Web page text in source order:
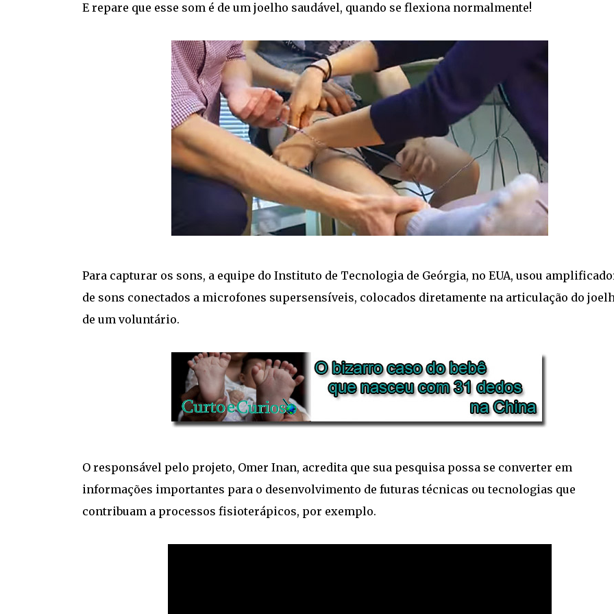
E repare que esse som é de um joelho saudável, quando se flexiona normalmente!
Para capturar os sons, a equipe do Instituto de Tecnologia de Geórgia, no EUA, usou
de sons conectados a microfones supersensíveis, colocados diretamente na articulação do
de um voluntário.
O responsável pelo projeto, Omer Inan, acredita que sua pesquisa possa se converter em
informações importantes para o desenvolvimento de futuras técnicas ou tecnologias que
contribuam a processos fisioterápicos, por exemplo.